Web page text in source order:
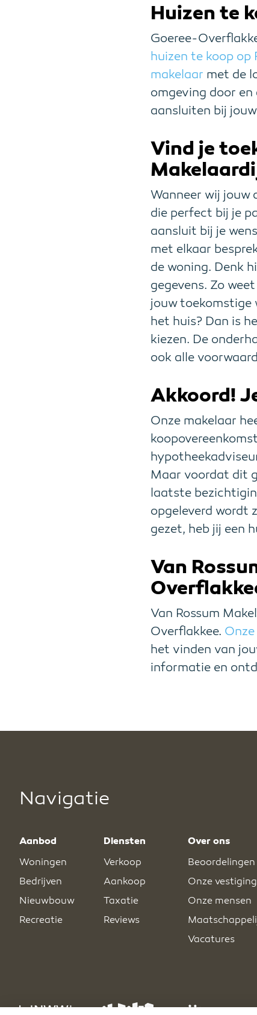
Huizen te
Goeree-
huizen te koop op
makelaar met de
omgeving door en
aansluiten bij
Vind je
Wanneer wij jouw
die perfect bij je
aansluit bij je
met elkaar
de woning. Denk
gegevens. Zo
jouw toekomstige
het huis? Dan is
kiezen. De
ook alle
Akkoord!
Onze makelaar
Maar voordat dit
laatste
opgeleverd wordt
gezet, heb jij een
Van
Van Rossum
Overflakkee.
het vinden van
informatie en
Navigatie
Aanbod
Woningen
Bedrijven
Nieuwbouw
Recreatie
Diensten
Verkoop
Aankoop
Taxatie
Reviews
Over ons
Beoordelingen
Onze
Onze mensen
Vacatures